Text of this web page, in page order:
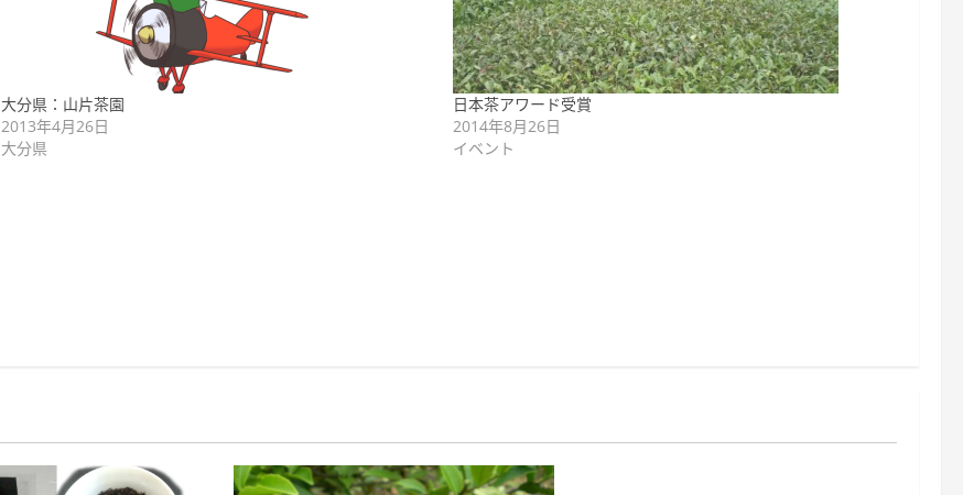
大分県：山片茶園
2013年4月26日
大分県
日本茶アワード受賞
2014年8月26日
イベント